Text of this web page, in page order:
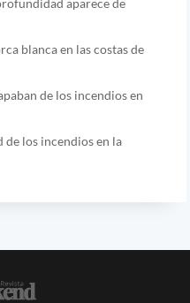
aparece de
blanca en las costas de
de los incendios en
de los incendios en la